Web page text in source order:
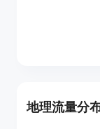
地理流量分